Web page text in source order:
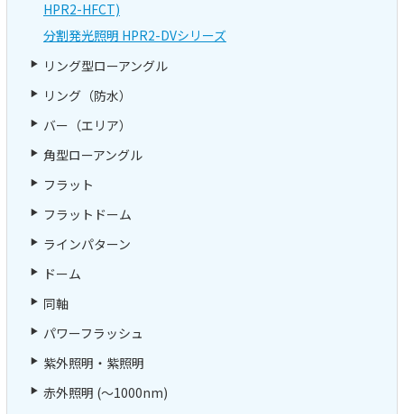
HPR2-HFCT)
分割発光照明 HPR2-DVシリーズ
リング型ローアングル
リング（防水）
バー（エリア）
角型ローアングル
フラット
フラットドーム
ラインパターン
ドーム
同軸
パワーフラッシュ
紫外照明・紫照明
赤外照明 (～1000nm)